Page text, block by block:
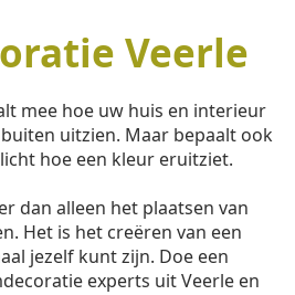
Veerle
mee hoe uw huis en interieur
uitzien. Maar bepaalt ook
hoe een kleur eruitziet.
dan alleen het plaatsen van
Het is het creëren van een
jezelf kunt zijn. Doe een
experts uit Veerle en